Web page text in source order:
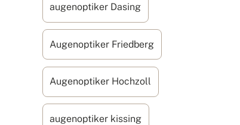
augenoptiker Dasing
Augenoptiker Friedberg
Augenoptiker Hochzoll
augenoptiker kissing